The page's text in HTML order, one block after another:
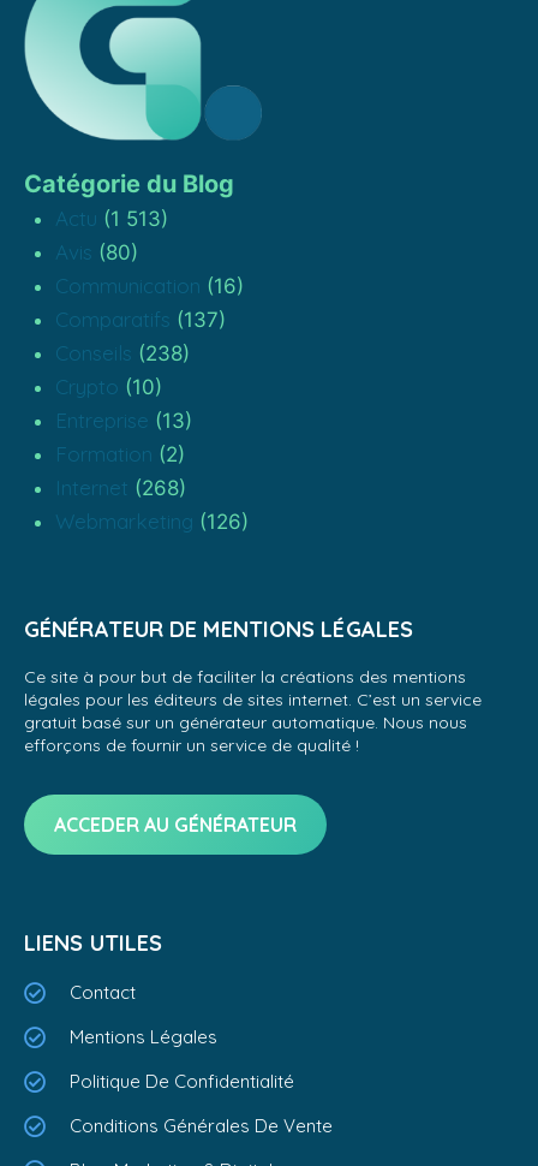
Catégorie du Blog
Actu (1 513)
Avis (80)
Communication (16)
Comparatifs (137)
Conseils (238)
Crypto (10)
Entreprise (13)
Formation (2)
Internet (268)
Webmarketing (126)
GÉNÉRATEUR DE MENTIONS LÉGALES
Ce site à pour but de faciliter la créations des mentions
légales pour les éditeurs de sites internet. C’est un service
gratuit basé sur un générateur automatique. Nous nous
efforçons de fournir un service de qualité !
ACCEDER AU GÉNÉRATEUR
LIENS UTILES
Contact
Mentions Légales
Politique De Confidentialité
Conditions Générales De Vente